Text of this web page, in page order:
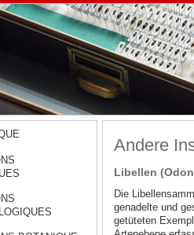
Andere
Libellen
Die
genadelte und
getüteten